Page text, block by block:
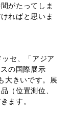
がたってしま
ればと思いま
セ、「アジア
の国際展示
大きいです。展
（位置測位、
ます。